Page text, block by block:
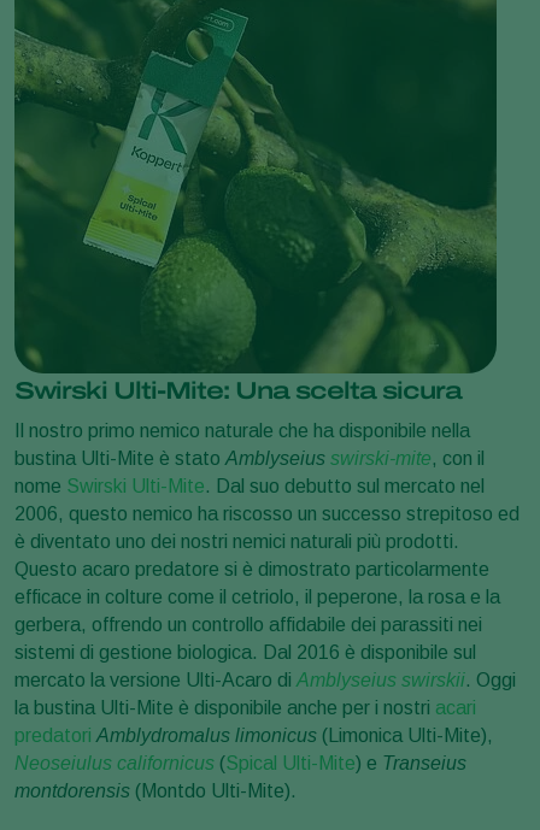
Swirski Ulti-Mite: Una scelta sicura
Il nostro primo nemico naturale che ha disponibile nella
bustina Ulti-Mite è stato Amblyseius swirski-mite, con il
nome Swirski Ulti-Mite. Dal suo debutto sul mercato nel
2006, questo nemico ha riscosso un successo strepitoso ed
è diventato uno dei nostri nemici naturali più prodotti.
Questo acaro predatore si è dimostrato particolarmente
efficace in colture come il cetriolo, il peperone, la rosa e la
gerbera, offrendo un controllo affidabile dei parassiti nei
sistemi di gestione biologica. Dal 2016 è disponibile sul
mercato la versione Ulti-Acaro di Amblyseius swirskii. Oggi
la bustina Ulti-Mite è disponibile anche per i nostri acari
predatori Amblydromalus limonicus (Limonica Ulti-Mite),
Neoseiulus californicus (Spical Ulti-Mite) e Transeius
montdorensis (Montdo Ulti-Mite).